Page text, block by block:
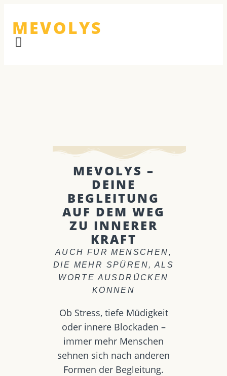
MEVOLYS
MEVOLYS –
DEINE
BEGLEITUNG
AUF DEM WEG
ZU INNERER
KRAFT
AUCH FÜR MENSCHEN,
DIE MEHR SPÜREN, ALS
WORTE AUSDRÜCKEN
KÖNNEN
Ob Stress, tiefe Müdigkeit
oder innere Blockaden –
immer mehr Menschen
sehnen sich nach anderen
Formen der Begleitung.